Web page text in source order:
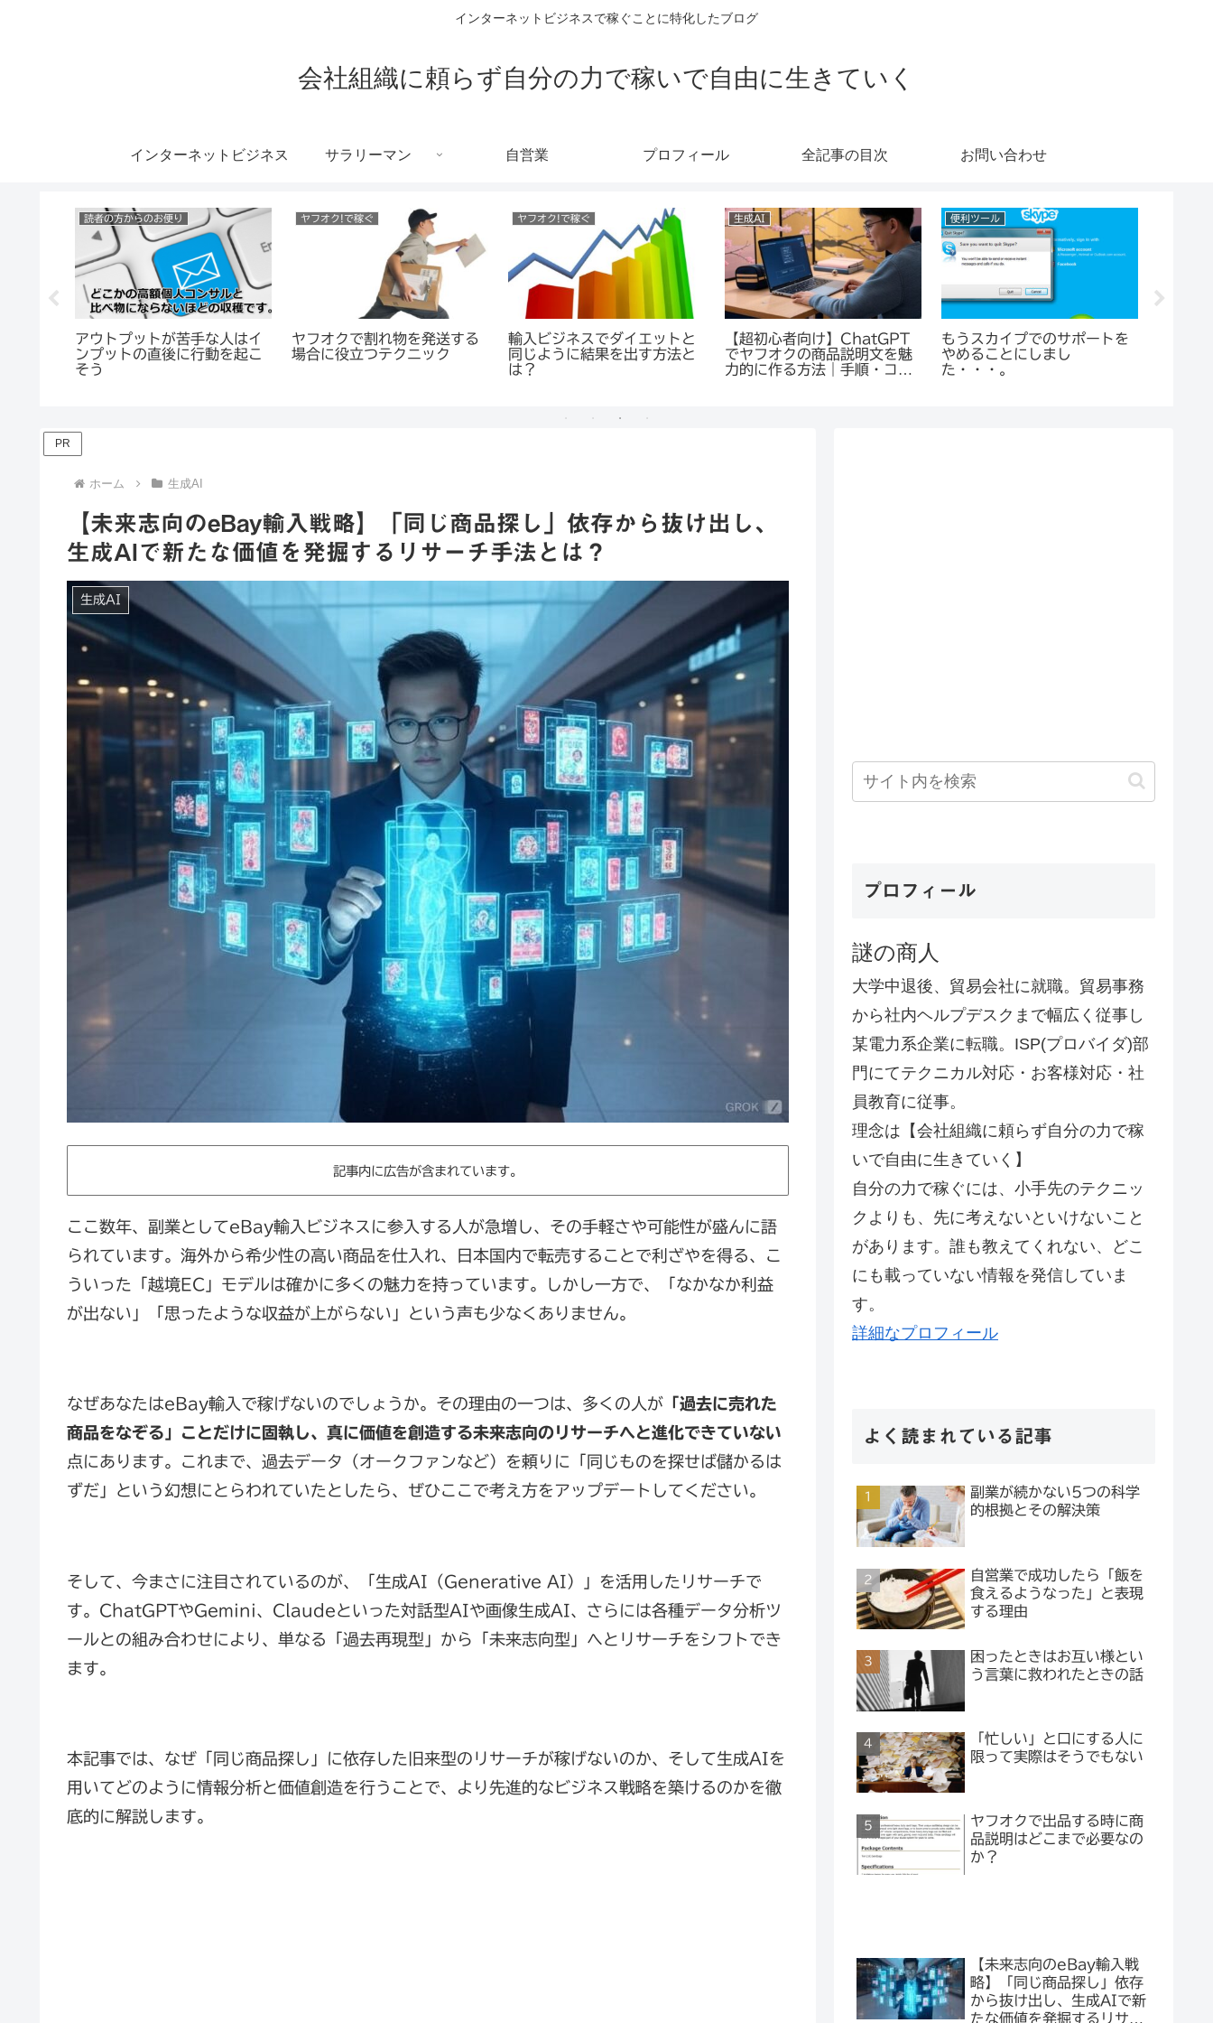
インターネットビジネスで稼ぐことに特化したブログ
会社組織に頼らず自分の力で稼いで自由に生きていく
インターネットビジネス サラリーマン 自営業 プロフィール 全記事の目次 お問い合わせ
便利ツール
もうスカイプでのサポートを
やめることにしまし
た・・・。
eBayで稼ぐ
eBayで売れた商品を送った
らフランス語でメールが来た
読者の方からのお便り
転売ビジネスのブログなのに
マインドに関する記事が多い
理由
自分の力で稼ぐ考え方
「忙しい」と口にする人に限
って実際はそうでもない
ブログ運営
【図解】Google Domains
に独自ドメインを移管する手
順
PR
ホーム 生成AI
【未来志向のeBay輸入戦略】「同じ商品探し」依存から抜け出し、
生成AIで新たな価値を発掘するリサーチ手法とは？
生成AI
記事内に広告が含まれています。
ここ数年、副業としてeBay輸入ビジネスに参入する人が急増し、その手軽さや可能性が盛んに語
られています。海外から希少性の高い商品を仕入れ、日本国内で転売することで利ざやを得る、こ
ういった「越境EC」モデルは確かに多くの魅力を持っています。しかし一方で、「なかなか利益
が出ない」「思ったような収益が上がらない」という声も少なくありません。
なぜあなたはeBay輸入で稼げないのでしょうか。その理由の一つは、多くの人が 「過去に売れた
商品をなぞる」ことだけに固執し、真に価値を創造する未来志向のリサーチへと進化できていない
点にあります。これまで、過去データ（オークファンなど）を頼りに「同じものを探せば儲かるは
ずだ」という幻想にとらわれていたとしたら、ぜひここで考え方をアップデートしてください。
そして、今まさに注目されているのが、「生成AI（Generative AI）」を活用したリサーチで
す。ChatGPTやGemini、Claudeといった対話型AIや画像生成AI、さらには各種データ分析ツ
ールとの組み合わせにより、単なる「過去再現型」から「未来志向型」へとリサーチをシフトでき
ます。
本記事では、なぜ「同じ商品探し」に依存した旧来型のリサーチが稼げないのか、そして生成AIを
用いてどのように情報分析と価値創造を行うことで、より先進的なビジネス戦略を築けるのかを徹
底的に解説します。
プロフィール
謎の商人
大学中退後、貿易会社に就職。貿易事務
から社内ヘルプデスクまで幅広く従事し
某電力系企業に転職。ISP(プロバイダ)部
門にてテクニカル対応・お客様対応・社
員教育に従事。
理念は【会社組織に頼らず自分の力で稼
いで自由に生きていく】
自分の力で稼ぐには、小手先のテクニッ
クよりも、先に考えないといけないこと
があります。誰も教えてくれない、どこ
にも載っていない情報を発信していま
す。
詳細なプロフィール
よく読まれている記事
副業が続かない5つの科学
的根拠とその解決策
自営業で成功したら「飯を
食えるようなった」と表現
する理由
困ったときはお互い様とい
う言葉に救われたときの話
「忙しい」と口にする人に
限って実際はそうでもない
ヤフオクで出品する時に商
品説明はどこまで必要なの
か？
【未来志向のeBay輸入戦
略】「同じ商品探し」依存
から抜け出し、生成AIで新
たな価値を発掘するリサー